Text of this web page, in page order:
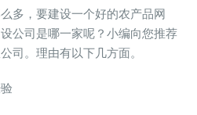
好
的
农
品
网
多，要建设一个好的农产品网
公司是哪一家呢？小编向您推荐
司。理由有以下几方面。